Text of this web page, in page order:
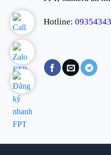
Hotline: